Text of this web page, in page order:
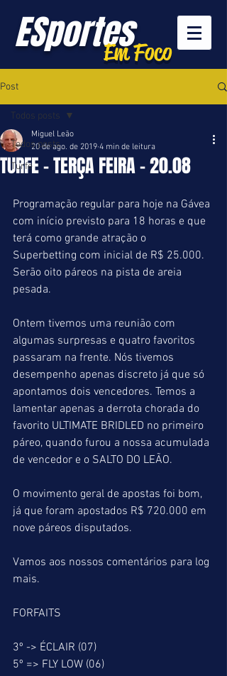
ESportesEm Foco
Post
Todos posts
Turfe
Todos posts
TURFE - TERÇA FEIRA - 20.08
Miguel Leão
20 de ago. de 2019 4 min de leitura
Programação regular para hoje na Gávea
com início previsto para 18 horas e que
terá como grande atração o
Superbetting com inicial de R$ 25.000.
Serão oito páreos na pista de areia
pesada.
Ontem tivemos uma reunião com
algumas surpresas e quatro favoritos
passaram na frente. Nós tivemos
desempenho apenas discreto já que só
apontamos dois vencedores. Temos a
lamentar apenas a derrota chorada do
favorito ULTIMATE BRIDLED no primeiro
páreo, quando furou a nossa acumulada
de vencedor e o SALTO DO LEÃO.
O movimento geral de apostas foi bom,
já que foram apostados R$ 720.000 em
nove páreos disputados.
Vamos aos nossos comentários para log
mais.
FORFAITS
3º -> ÉCLAIR (07)
5º => FLY LOW (06)